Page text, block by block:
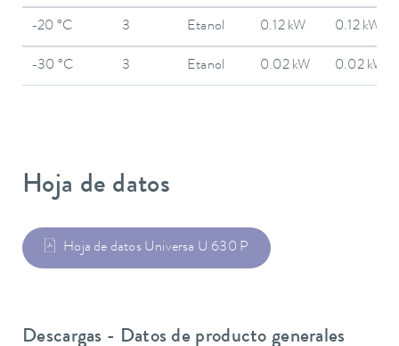
-20 °C 3 Etanol 0.12 kW 0.12 kW
-30 °C 3 Etanol 0.02 kW 0.02 kW
Hoja de datos
Hoja de datos Universa U 630 P
Descargas - Datos de producto generales